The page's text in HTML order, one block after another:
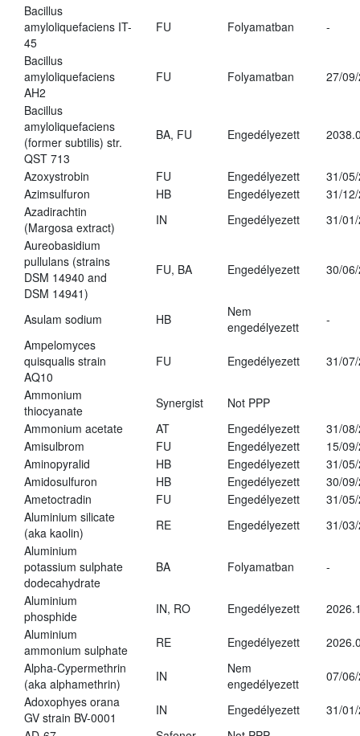
Bacillus
amyloliquefaciens IT-
45
FU Folyamatban -
Bacillus
amyloliquefaciens
AH2
FU Folyamatban 27/
Bacillus
amyloliquefaciens
(former subtilis) str.
QST 713
BA, FU Engedélyezett
Azoxystrobin FU Engedélyezett
31/
Azimsulfuron
HB Engedélyezett
31/
Azadirachtin
(Margosa extract)
IN Engedélyezett
31/
Aureobasidium
pullulans (strains
DSM 14940 and
DSM 14941)
FU, BA Engedélyezett 30/
Asulam sodium HB
Nem
engedélyezett
-
Ampelomyces
quisqualis strain
AQ10
FU Engedélyezett 31/
Ammonium
thiocyanate
Synergist
Not PPP
Ammonium acetate
AT Engedélyezett
31/
Amisulbrom
FU Engedélyezett
15/
Aminopyralid
HB Engedélyezett
31/
Amidosulfuron
HB Engedélyezett
30/
Ametoctradin
FU Engedélyezett
31/
Aluminium silicate
(aka kaolin)
RE Engedélyezett
31/
Aluminium
potassium sulphate
dodecahydrate
BA Folyamatban -
Aluminium
phosphide
IN, RO Engedélyezett
Aluminium
ammonium sulphate
RE Engedélyezett
Alpha-Cypermethrin
(aka alphamethrin)
IN
Nem
engedélyezett
07/
Adoxophyes orana
GV strain BV-0001
IN Engedélyezett
31/